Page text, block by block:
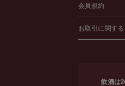
会員規約
お取引に関す
飲酒は